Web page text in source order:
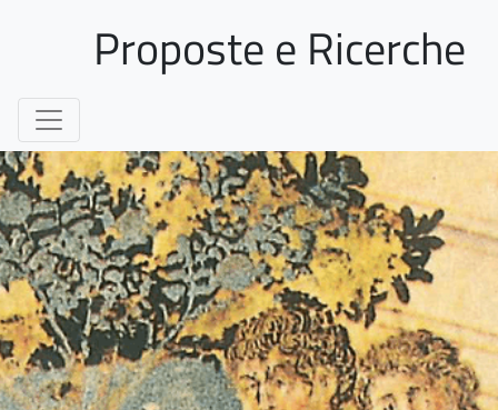
Proposte e Ricerche